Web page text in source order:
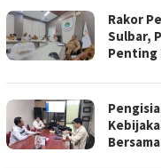
Rakor
Sulbar,
Penting